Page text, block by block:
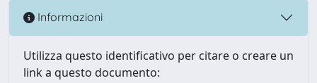
Informazioni
Utilizza questo identificativo per citare o creare un
link a questo documento: